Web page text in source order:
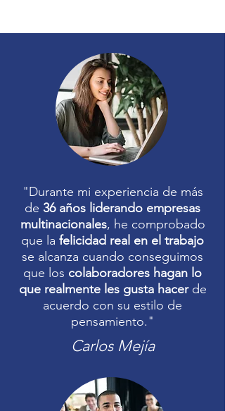
"Durante mi experiencia de más
de 36 años liderando empresas
multinacionales, he comprobado
que la felicidad real en el trabajo
se alcanza cuando conseguimos
que los colaboradores hagan lo
que realmente les gusta hacerde
acuerdo con su estilo de
pensamiento."
Carlos Mejía